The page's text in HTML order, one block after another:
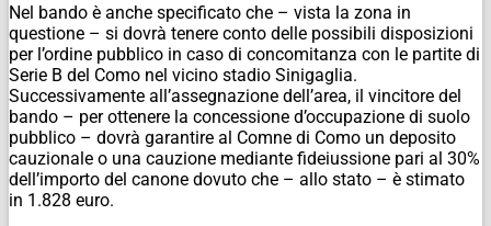
Nel bando è anche specificato che – vista la zona in
questione – si dovrà tenere conto delle possibili disposizioni
per l’ordine pubblico in caso di concomitanza con le partite di
Serie B del Como nel vicino stadio Sinigaglia.
Successivamente all’assegnazione dell’area, il vincitore del
bando – per ottenere la concessione d’occupazione di suolo
pubblico – dovrà garantire al Comne di Como un deposito
cauzionale o una cauzione mediante fideiussione pari al 30%
dell’importo del canone dovuto che – allo stato – è stimato
in 1.828 euro.